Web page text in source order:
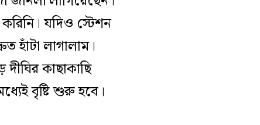
যদিও স্টেশন
হাঁটা লাগালাম।
কাছাকাছি
বৃষ্টি শুরু হবে।